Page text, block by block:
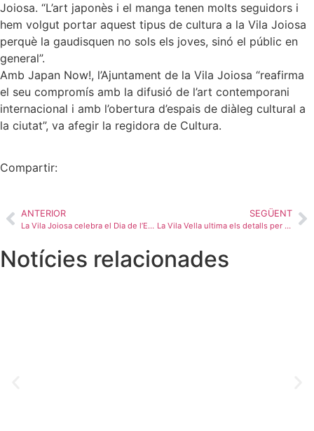
Joiosa. “L’art japonès i el manga tenen molts seguidors i
hem volgut portar aquest tipus de cultura a la Vila Joiosa
perquè la gaudisquen no sols els joves, sinó el públic en
general”.
Amb Japan Now!, l’Ajuntament de la Vila Joiosa “reafirma
el seu compromís amb la difusió de l’art contemporani
internacional i amb l’obertura d’espais de diàleg cultural a
la ciutat”, va afegir la regidora de Cultura.
Compartir:
ANTERIOR
La Vila Joiosa celebra el Dia de l’Esport aquest divendres amb més de 500 inscrits i la participació de 26 clubs locals
SEGÜENT
La Vila Vella ultima els detalls per a una nova edició aquest cap de setmana
Notícies relacionades